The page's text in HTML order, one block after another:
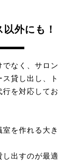
外にも！
なく、サロン
貸し出し、ト
を対応してお
を作れる大き
出すのが最適